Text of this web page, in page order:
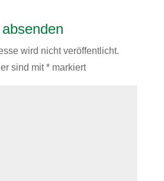
wird nicht veröffentlicht.
sind mit*markiert